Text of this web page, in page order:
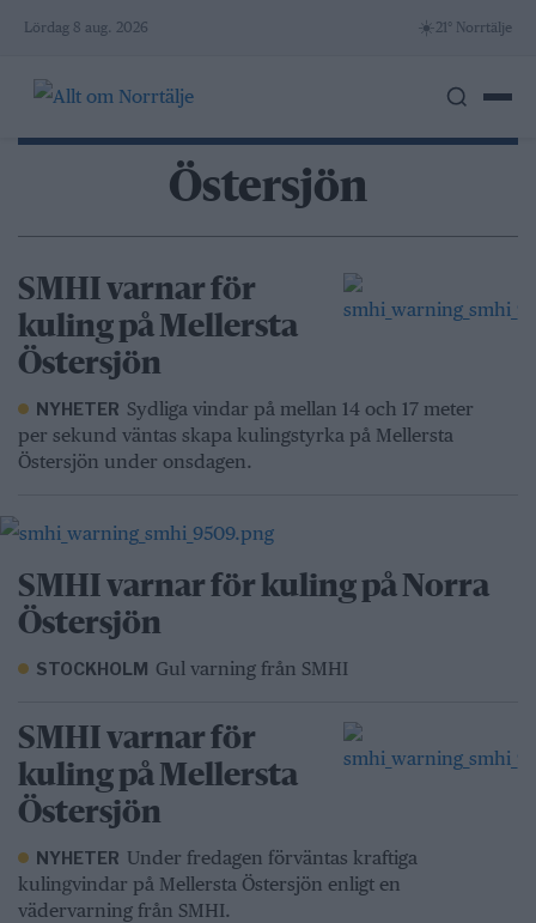
Skip
content
Lördag 8 aug. 2026 ☀️21° Norrtälje
Östersjön
SMHI varnar för
kuling på Mellersta
Östersjön
NYHETER Sydliga vindar på mellan 14 och 17 meter
per sekund väntas skapa kulingstyrka på Mellersta
Östersjön under onsdagen.
SMHI varnar för kuling på Norra
Östersjön
STOCKHOLM Gul varning från SMHI
SMHI varnar för
kuling på Mellersta
Östersjön
NYHETER Under fredagen förväntas kraftiga
kulingvindar på Mellersta Östersjön enligt en
vädervarning från SMHI.